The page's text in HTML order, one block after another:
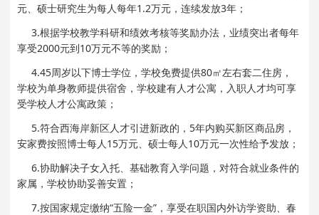
元、硕士研究生为每人每年1.2万元，连续发放3年；
3.根据学校教学科研和绩效考核等奖励办法，业绩突出者每年
享受2000元到10万元不等的奖励；
4.45周岁以下博士学位，学校免费提供80㎡左右套二住房，
学校为单身教师提供宿舍，学校建有人才公寓，入职人才均可享
受学校人才公寓政策；
5.符合西海岸新区人才引进新政的，5年内购买新区商品房，
安家费按照博士每人15万元、硕士每人10万元一次性给予发放；
6.协助解决子女入托、基础教育入学问题，对符合就业条件的
家属，学校协助妥善安置；
7.按国家规定缴纳“五险一金”，享受在职国内外访学资助、春